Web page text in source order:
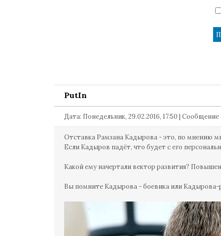
PutIn
Дата: Понедельник, 29.02.2016, 17:50 |
Отставка Рамзана Кадырова - это, по мнению
Если Кадыров падёт, что будет с его
Какой ему начертали вектор развития?
Вы помните Кадырова - боевика или Кадырова-